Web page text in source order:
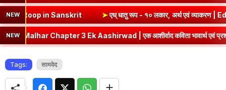
NEW | Sev Dhatu Roop in Sanskrit ➤एध् धातु रूप - १० लकार, अर्थ
NEW 3 Ek Aashirwad | एक आशीर्वाद कविता भावार्थ एवं प्रश्नोत्तर ➤
Tags: सामवेद